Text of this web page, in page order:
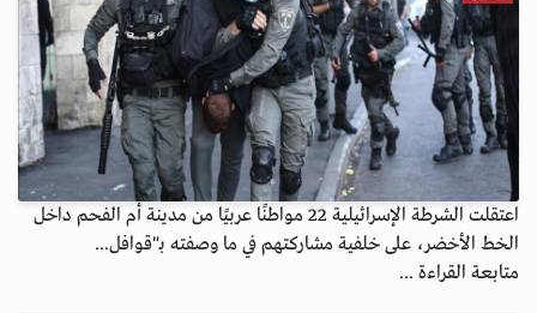
اعتقلت الشرطة الإسرائيلية 22 مواطنًا عربيًا من مدينة أم الفحم داخل
الخط الأخضر، على خلفية مشاركتهم في ما وصفته بـ"قوافل...
متابعة القراءة ...